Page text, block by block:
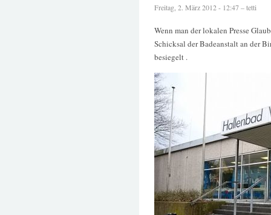
Freitag, 2. März 2012 - 12:47 – tetti
Wenn man der lokalen Presse
Schicksal der Badeanstalt an der
besiegelt .